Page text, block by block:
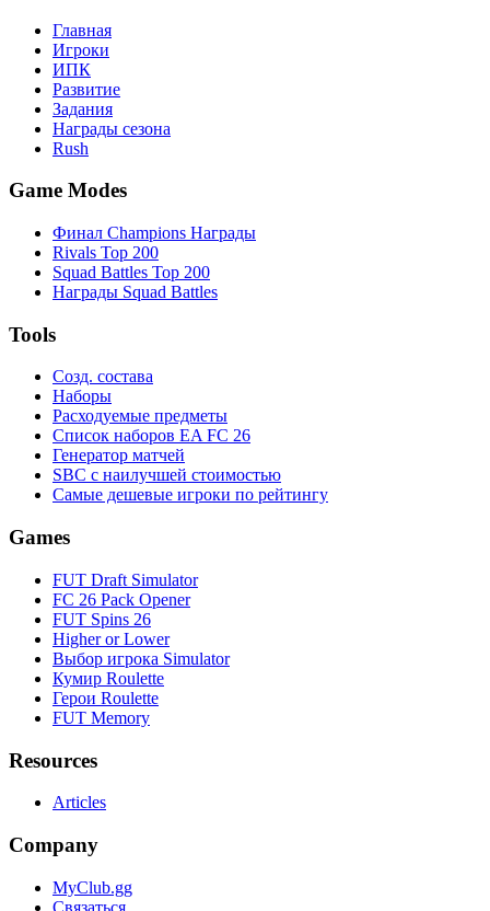
Главная
Игроки
ИПК
Развитие
Задания
Награды сезона
Rush
Game Modes
Финал Champions Награды
Rivals Top 200
Squad Battles Top 200
Награды Squad Battles
Tools
Созд. состава
Наборы
Расходуемые предметы
Список наборов EA FC 26
Генератор матчей
SBC с наилучшей стоимостью
Самые дешевые игроки по рейтингу
Games
FUT Draft Simulator
FC 26 Pack Opener
FUT Spins 26
Higher or Lower
Выбор игрока Simulator
Кумир Roulette
Герои Roulette
FUT Memory
Resources
Articles
Company
MyClub.gg
Связаться